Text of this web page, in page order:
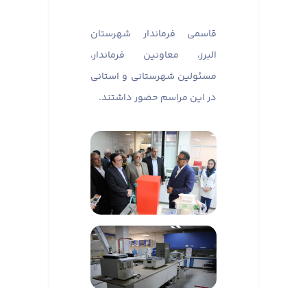
قاسمی فرماندار شهرستان
البرز، معاونین فرماندار،
مسئولین شهرستانی و استانی
در این مراسم حضور داشتند.